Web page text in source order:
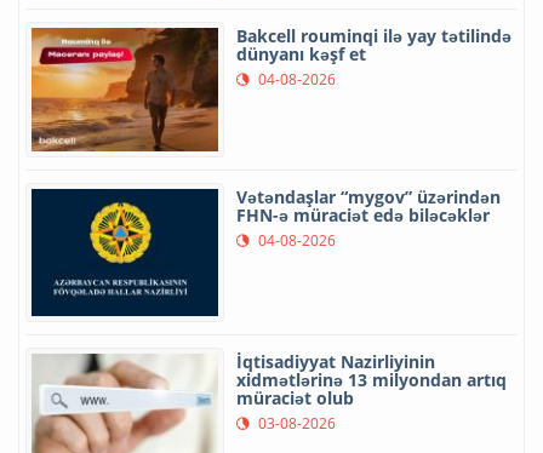
Bakcell rouminqi ilə yay tətilində
dünyanı kəşf et
04-08-2026
Vətəndaşlar “mygov” üzərindən
FHN-ə müraciət edə biləcəklər
04-08-2026
İqtisadiyyat Nazirliyinin
xidmətlərinə 13 milyondan artıq
müraciət olub
03-08-2026